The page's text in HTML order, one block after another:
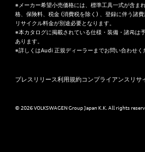
※メーカー希望小売価格には、標準工具一式が含ま
格、保険料、税金 (消費税を除く) 、登録に伴う諸費
リサイクル料金が別途必要となります。
※本カタログに掲載されている仕様・装備・諸元は
あります。
※詳しくはAudi 正規ディーラーまでお問い合わせく
プレスリリース利用規約コンプライアンス リサ
© 2026 VOLKSWAGEN Group Japan K.K. All rights